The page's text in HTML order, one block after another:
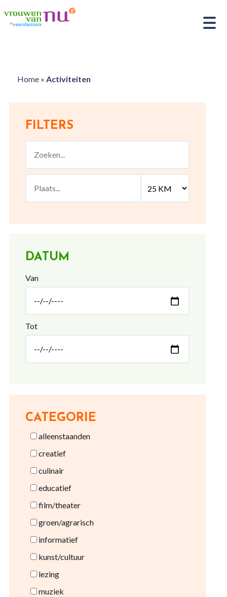
Home» Activiteiten
FILTERS
DATUM
Van
Tot
CATEGORIE
alleenstaanden
creatief
culinair
educatief
film/theater
groen/agrarisch
informatief
kunst/cultuur
lezing
muziek